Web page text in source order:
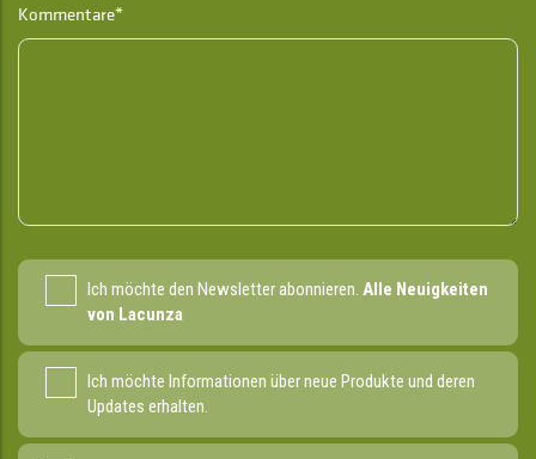
Kommentare*
Ich möchte den Newsletter abonnieren. Alle Neuigkeiten
von Lacunza
Ich möchte Informationen über neue Produkte und deren
Updates erhalten.